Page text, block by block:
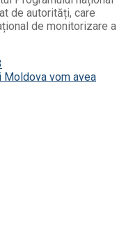
de autorități, care
de monitorizare a
Moldova vom avea